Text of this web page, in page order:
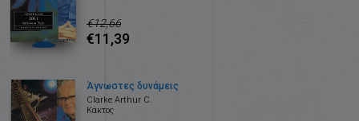
€12,66
€11,39
Άγνωστες δυνάμεις
Clarke Arthur C.
Κάκτος